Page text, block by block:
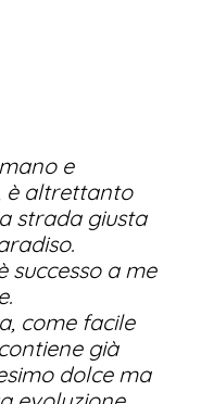
e
è altrettanto
strada giusta
successo a me
come facile
già
dolce ma